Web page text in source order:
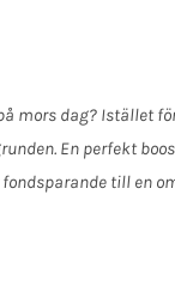
mors dag? Istället
En perfekt
till en